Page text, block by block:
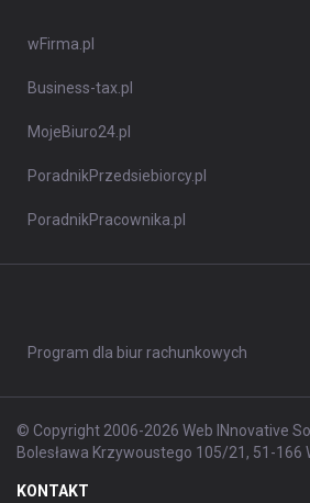
wFirma.pl
Business-tax.pl
MojeBiuro24.pl
PoradnikPrzedsiebiorcy.pl
PoradnikPracownika.pl
Program dla biur rachunkowych
© Copyright 2006-2026 Web INnovative
Bolesława Krzywoustego 105/21, 51-166
KONTAKT